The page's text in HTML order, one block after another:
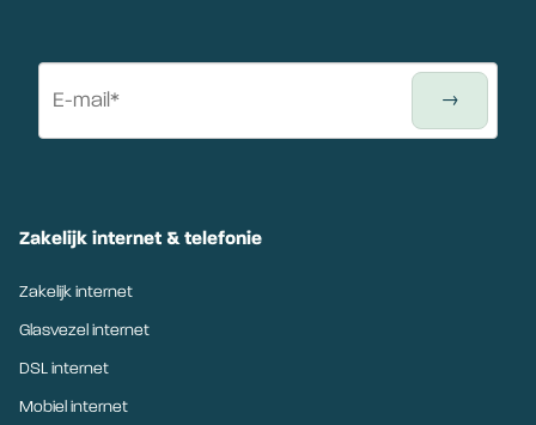
Zakelijk internet & telefonie
Zakelijk internet
Glasvezel internet
DSL internet
Mobiel internet